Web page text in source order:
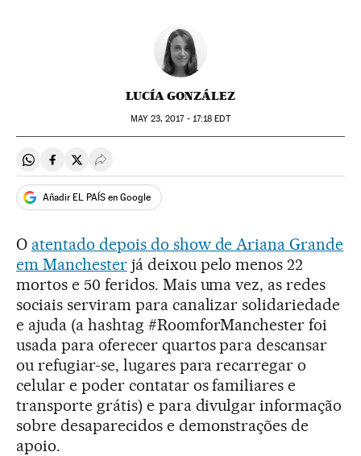
LUCÍA GONZÁLEZ
MAY23, 2017 - 17:18 EDT
Compartir en Whatsapp
Compartir en Facebook
Compartir en Twitter
Desplegar Redes Sociales
Añadir EL PAÍS en Google
O atentado depois do show de Ariana Grande
em Manchesterjá deixou pelo menos 22
mortos e 50 feridos. Mais uma vez, as redes
sociais serviram para canalizar solidariedade
e ajuda (a hashtag #RoomforManchester foi
usada para oferecer quartos para descansar
ou refugiar-se, lugares para recarregar o
celular e poder contatar os familiares e
transporte grátis) e para divulgar informação
sobre desaparecidos e demonstrações de
apoio.